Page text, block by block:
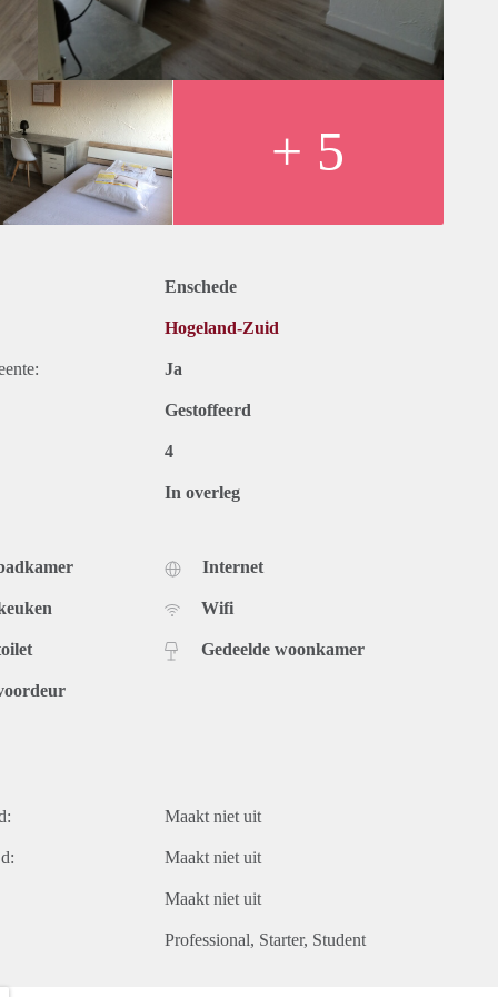
+ 5
Enschede
Hogeland-Zuid
Ja
Gestoffeerd
4
In overleg
Internet
Wifi
Gedeelde woonkamer
Maakt niet uit
Maakt niet uit
Maakt niet uit
Professional Starter Student